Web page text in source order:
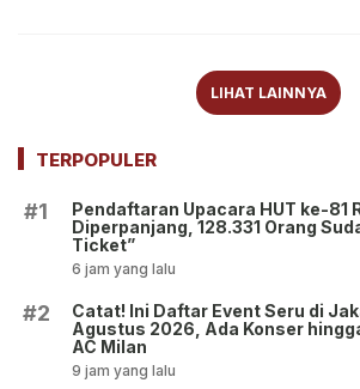
LIHAT LAINNYA
TERPOPULER
#1
Pendaftaran Upacara HUT ke-81
Diperpanjang, 128.331 Orang
Ticket”
6 jam yang lalu
#2
Catat! Ini Daftar Event Seru di
Agustus 2026, Ada Konser
AC Milan
9 jam yang lalu